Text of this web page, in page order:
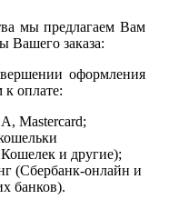
мы предлагаем Вам
Вашего заказа:
оформления
к оплате:
Mastercard;
и другие);
(Сбербанк-онлайн и
банков).